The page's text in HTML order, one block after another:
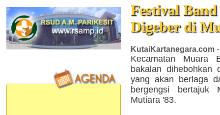
Festival
Digeber di
KutaiKartanegara.com
Kecamatan Muara
bakalan dihebohkan
yang akan berlaga
bergengsi bertajuk
Mutiara '83.